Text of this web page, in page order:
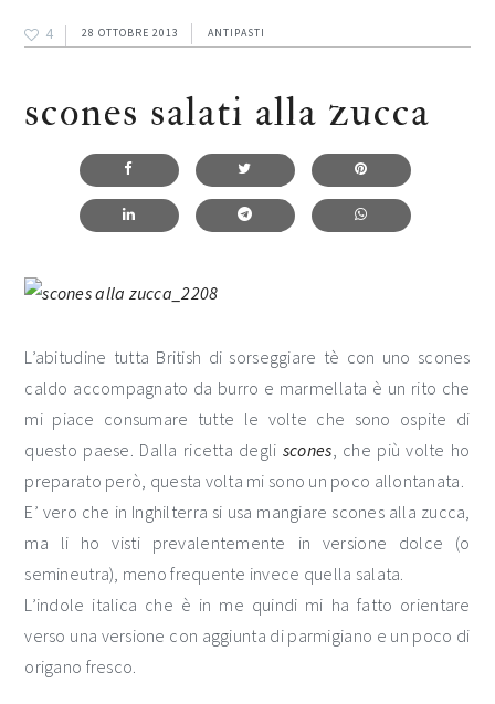
4 28 OTTOBRE 2013 ANTIPASTI
scones salati alla zucca
L’abitudine tutta British di sorseggiare tè con uno scones
caldo accompagnato da burro e marmellata è un rito che
mi piace consumare tutte le volte che sono ospite di
questo paese. Dalla ricetta degli scones, che più volte ho
preparato però, questa volta mi sono un poco allontanata.
E’ vero che in Inghilterra si usa mangiare scones alla zucca,
ma li ho visti prevalentemente in versione dolce (o
semineutra), meno frequente invece quella salata.
L’indole italica che è in me quindi mi ha fatto orientare
verso una versione con aggiunta di parmigiano e un poco di
origano fresco.